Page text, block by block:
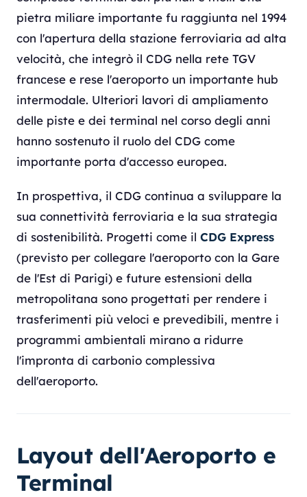
pietra miliare importante fu raggiunta nel 1994
con l'apertura della stazione ferroviaria ad alta
velocità, che integrò il CDG nella rete TGV
francese e rese l'aeroporto un importante hub
intermodale. Ulteriori lavori di ampliamento
delle piste e dei terminal nel corso degli anni
hanno sostenuto il ruolo del CDG come
importante porta d'accesso europea.
In prospettiva, il CDG continua a sviluppare la
sua connettività ferroviaria e la sua strategia
di sostenibilità. Progetti come il CDG Express
(previsto per collegare l'aeroporto con la Gare
de l'Est di Parigi) e future estensioni della
metropolitana sono progettati per rendere i
trasferimenti più veloci e prevedibili, mentre i
programmi ambientali mirano a ridurre
l'impronta di carbonio complessiva
dell'aeroporto.
Layout dell'Aeroporto e
Terminal